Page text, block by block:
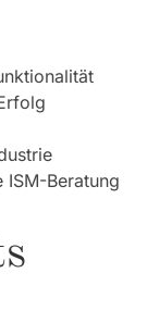
Beratung